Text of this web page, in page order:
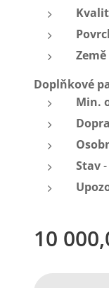
Doplňkové
Min.
Stav
10